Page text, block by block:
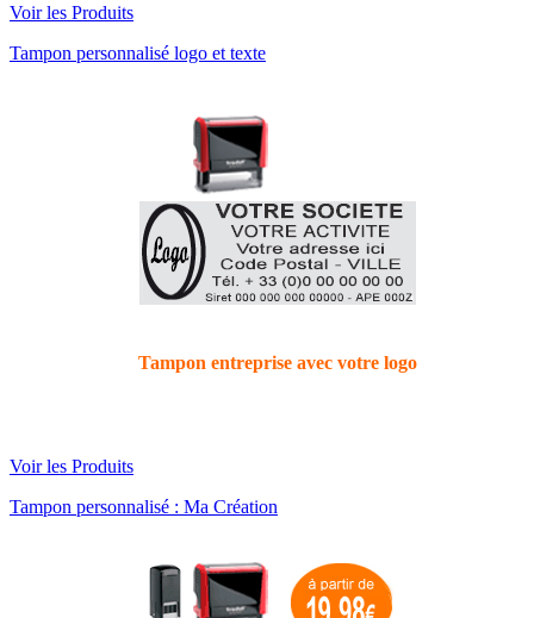
Voir les Produits
Tampon personnalisé logo et texte
Tampon entreprise avec votre logo
Voir les Produits
Tampon personnalisé : Ma Création